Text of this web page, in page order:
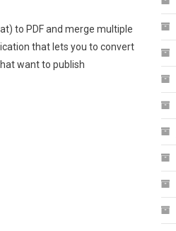
to PDF and merge multiple
that lets you to convert
want to publish